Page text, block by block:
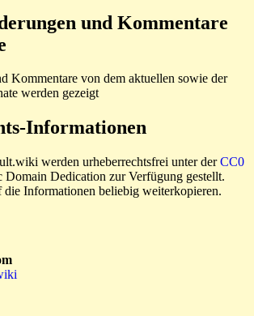
und Kommentare
Kommentare von dem aktuellen sowie der
werden gezeigt
Informationen
werden urheberrechtsfrei unter derCC0
Domain Dedication zur Verfügung gestellt.
die Informationen beliebig weiterkopieren.